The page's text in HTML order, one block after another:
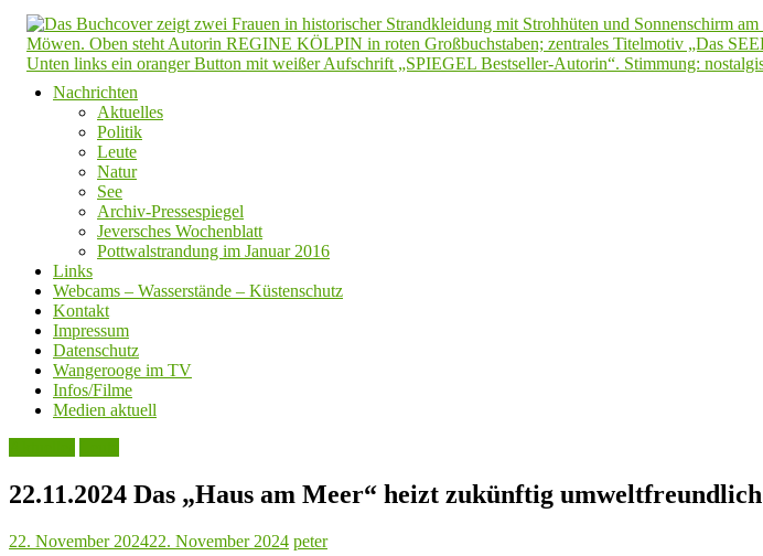
Nachrichten
Aktuelles
Politik
Leute
Natur
See
Archiv-Pressespiegel
Jeversches Wochenblatt
Pottwalstrandung im Januar 2016
Links
Webcams – Wasserstände – Küstenschutz
Kontakt
Impressum
Datenschutz
Wangerooge im TV
Infos/Filme
Medien aktuell
22.11.2024 Das „Haus am Meer“ heizt zukünftig umweltfreundlich
22. November 202422. November 2024 peter